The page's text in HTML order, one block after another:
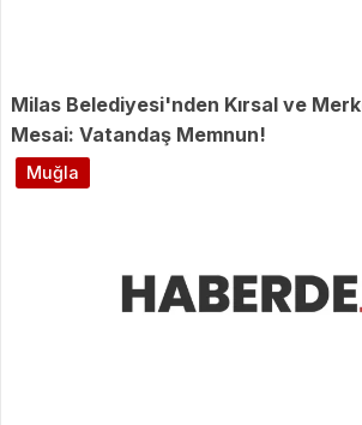
Milas Belediyesi'nden Kırsal ve
Mesai: Vatandaş Memnun!
Muğla